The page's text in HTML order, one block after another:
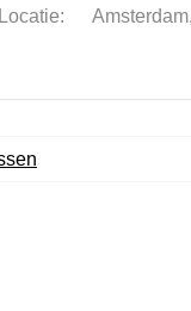
Locatie: